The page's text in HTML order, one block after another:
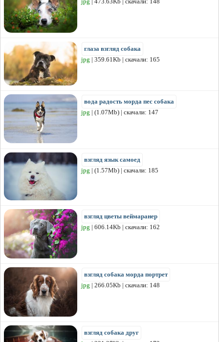
глаза взгляд собака
jpg | 359.61Kb | скачали: 165
вода радость морда пес собака
jpg | (1.07Mb) | скачали: 147
взгляд язык самоед
jpg | (1.57Mb) | скачали: 185
взгляд цветы веймаранер
jpg | 606.14Kb | скачали: 162
взгляд собака морда портрет
jpg | 266.05Kb | скачали: 148
взгляд собака друг